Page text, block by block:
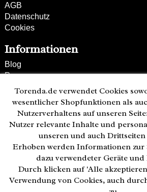
AGB
Datenschutz
Cookies
Informationen
Blog
Presse
Partner
Versand und Zahlung
Bestellung wiederrufen
Kunden-Hotline
(040) 244 249-49
Mo - Fr 08:00 - 18:00
Zahlweisen:
Torenda.de verwendet Cookies
wesentlicher Shopfunktionen als
Nutzerverhaltens auf unseren
Nutzer relevante Inhalte und
unseren und auch Drittseiten
Erhoben werden Informationen zur
dazu verwendeter Geräte
Durch klicken auf 'Alle
Verwendung von Cookies, auch